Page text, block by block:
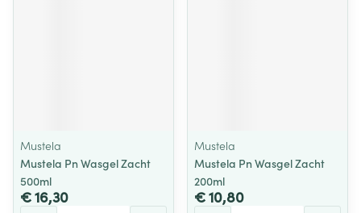
Mustela
Mustela Pn Wasgel Zacht
500ml
€ 16,30
Mustela
Mustela Pn Wasgel Zacht
200ml
€ 10,80